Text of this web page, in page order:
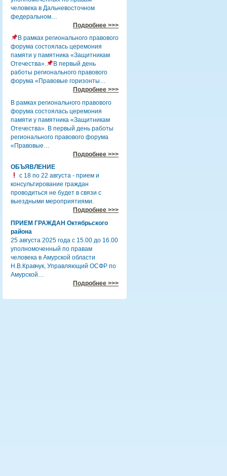
человека в Дальневосточном
федеральном…
Подробнее >>>
В рамках регионального правового
форума состоялась церемония
памяти у памятника «Защитникам
Отечества».
В первый день
работы регионального правового
форума «Правовые горизонты…
Подробнее >>>
В рамках регионального правового
форума состоялась церемония
памяти у памятника «Защитникам
Отечества». В первый день работы
регионального правового форума
«Правовые…
Подробнее >>>
ОБЪЯВЛЕНИЕ
с 18 по 22 августа - прием и
консультирование граждан
проводиться не будет в связи с
выездными мероприятиями.
Подробнее >>>
ПРИЕМ ГРАЖДАН Октябрьского
района
25 августа 2025 года с 15.00 до 16.00
уполномоченный по правам
человека в Амурской области
Н.В.Кравчук, Управляющий ОСФР по
Амурской…
Подробнее >>>